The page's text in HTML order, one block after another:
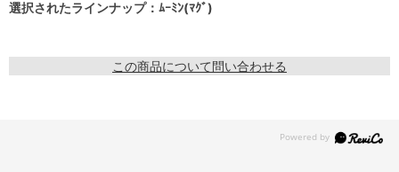
選択されたラインナップ：ﾑｰﾐﾝ(ﾏｸﾞ)
この商品について問い合わせる